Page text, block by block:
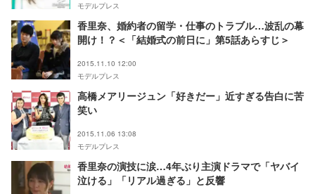
モデルプレス
香里奈、婚約者の留学・仕事のトラブル…波乱の幕
開け！？＜「結婚式の前日に」第5話あらすじ＞
2015.11.10 12:00
モデルプレス
高橋メアリージュン「好きだー」近すぎる告白に苦
笑い
2015.11.06 13:08
モデルプレス
香里奈の演技に涙…4年ぶり主演ドラマで「ヤバイ
泣ける」「リアル過ぎる」と反響